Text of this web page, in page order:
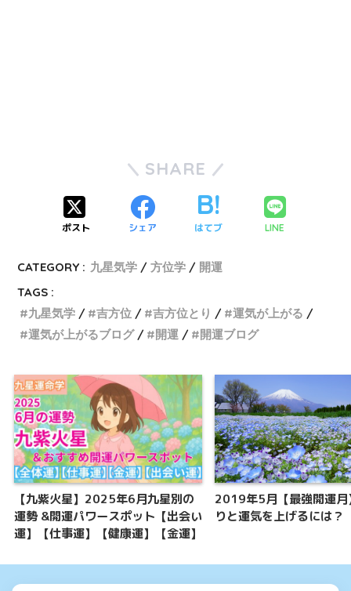
SHARE
ポスト シェア はてブ LINE
CATEGORY : 九星気学 方位学
開運
TAGS :
九星気学
吉方位 吉方位とり
運気が上がる
運気が上がるブログ
開運 開運ブログ
【九紫火星】2025年6月九星別の
運勢 &開運パワースポット【出会い
運】【仕事運】【健康運】【金運】
2019年5月【最強開運月
りと運気を上げるには？